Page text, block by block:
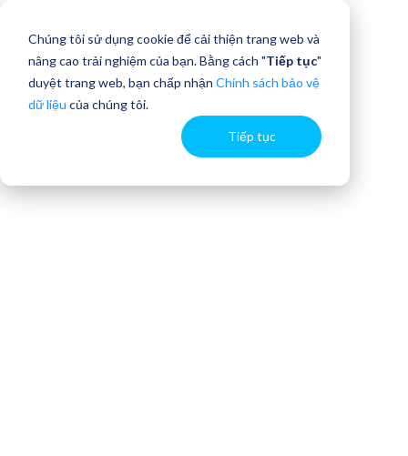
Chúng tôi sử dụng cookie để cải thiện trang web và
nâng cao trải nghiệm của bạn. Bằng cách "Tiếp tục"
duyệt trang web, bạn chấp nhận Chính sách bảo vệ
dữ liệu của chúng tôi.
Tiếp tục